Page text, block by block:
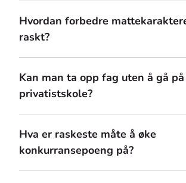
Hvordan forbedre
raskt?
Kan man ta opp fag uten å gå
privatistskole?
Hva er raskeste måte å øke
konkurransepoeng på?